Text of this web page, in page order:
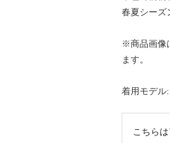
春夏シーズ
※商品画像
ます。
着用モデル
こちら